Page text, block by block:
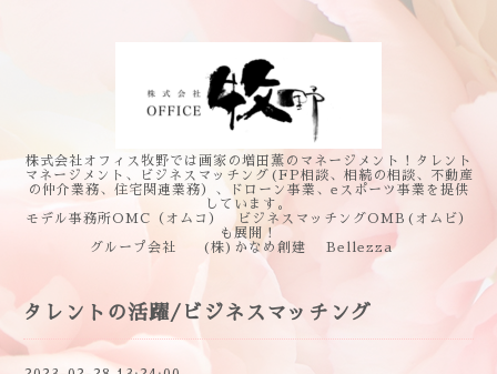
株式会社オフィス牧野では画家の増田薫のマネージメント！タレント
マネージメント、ビジネスマッチング(FP相談、相続の相談、不動産
の仲介業務、住宅関連業務）、ドローン事業、eスポーツ事業を提供
しています。
モデル事務所OMC（オムコ） ビジネスマッチングOMB(オムビ）
も展開！
グループ会社 (株)かなめ創建 Bellezza
タレントの活躍/ビジネスマッチング